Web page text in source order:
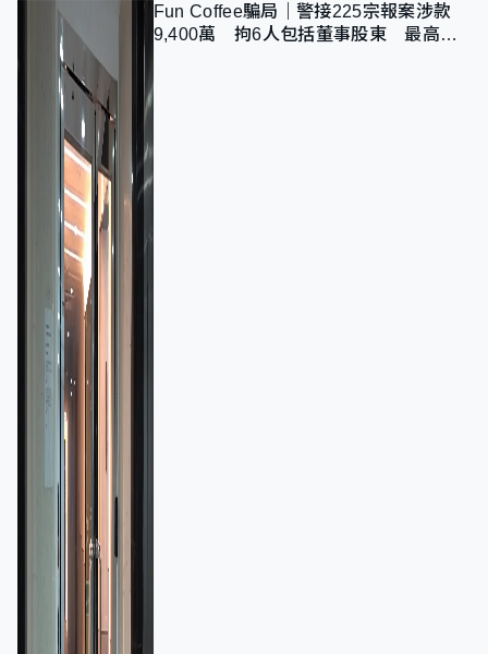
Fun Coffee騙局｜警接225宗報案涉款
9,400萬 拘6人包括董事股東 最高金